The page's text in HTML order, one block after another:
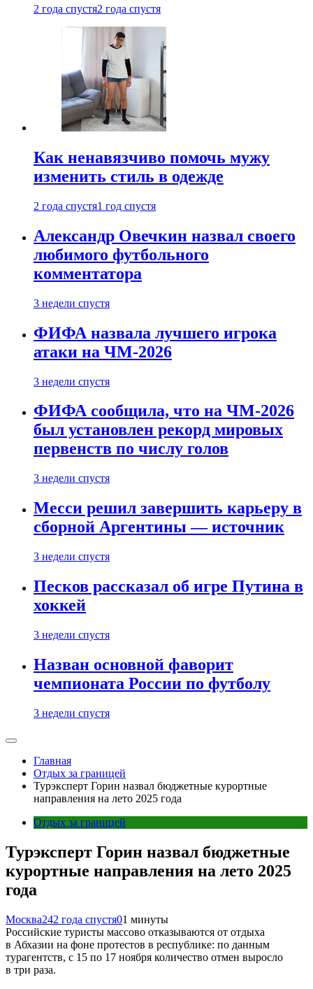
2 года спустя2 года спустя
Как ненавязчиво помочь мужу
изменить стиль в одежде
2 года спустя1 год спустя
Александр Овечкин назвал своего
любимого футбольного
комментатора
3 недели спустя
ФИФА назвала лучшего игрока
атаки на ЧМ-2026
3 недели спустя
ФИФА сообщила, что на ЧМ-2026
был установлен рекорд мировых
первенств по числу голов
3 недели спустя
Месси решил завершить карьеру в
сборной Аргентины — источник
3 недели спустя
Песков рассказал об игре Путина в
хоккей
3 недели спустя
Назван основной фаворит
чемпионата России по футболу
3 недели спустя
Главная
Отдых за границей
Турэксперт Горин назвал бюджетные курортные
направления на лето 2025 года
Отдых за границей
Турэксперт Горин назвал бюджетные
курортные направления на лето 2025
года
Москва242 года спустя01 минуты
Российские туристы массово отказываются от отдыха
в Абхазии на фоне протестов в республике: по данным
турагентств, с 15 по 17 ноября количество отмен выросло
в три раза.